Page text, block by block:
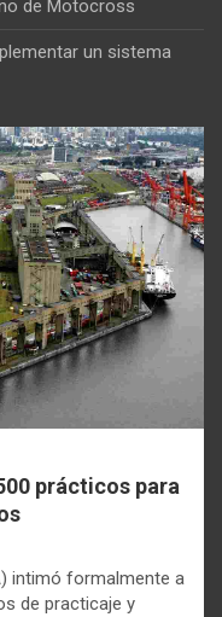
de Motocross
un sistema
prácticos para
intimó formalmente a
de practicaje y